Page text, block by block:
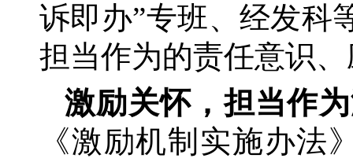
诉即办”专班、经发科
担当作为的责任意识
激励关怀，担当作
《激励机制实施办法